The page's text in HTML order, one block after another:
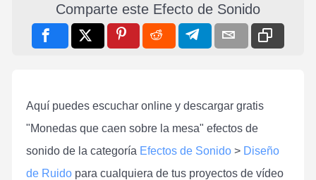
Comparte este Efecto de Sonido
Aquí puedes escuchar online y descargar gratis
"Monedas que caen sobre la mesa" efectos de
sonido de la categoría Efectos de Sonido > Diseño
de Ruido para cualquiera de tus proyectos de vídeo